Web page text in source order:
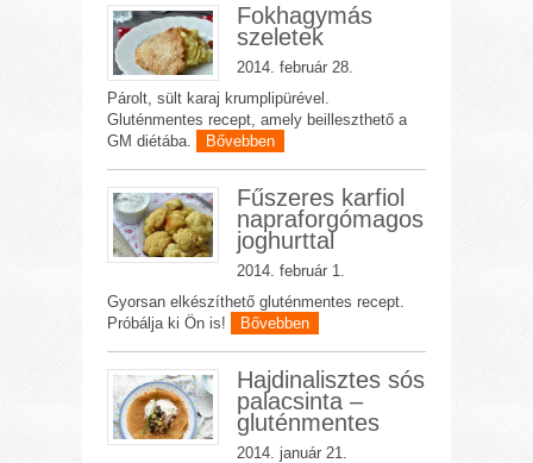
Fokhagymás
szeletek
2014. február 28.
Párolt, sült karaj krumplipürével.
Gluténmentes recept, amely beilleszthető a
GM diétába.
Bővebben
Fűszeres karfiol
napraforgómagos
joghurttal
2014. február 1.
Gyorsan elkészíthető gluténmentes recept.
Próbálja ki Ön is!
Bővebben
Hajdinalisztes sós
palacsinta –
gluténmentes
2014. január 21.